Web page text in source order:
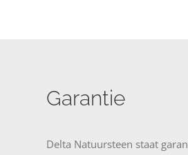
Garantie
Delta Natuursteen staat